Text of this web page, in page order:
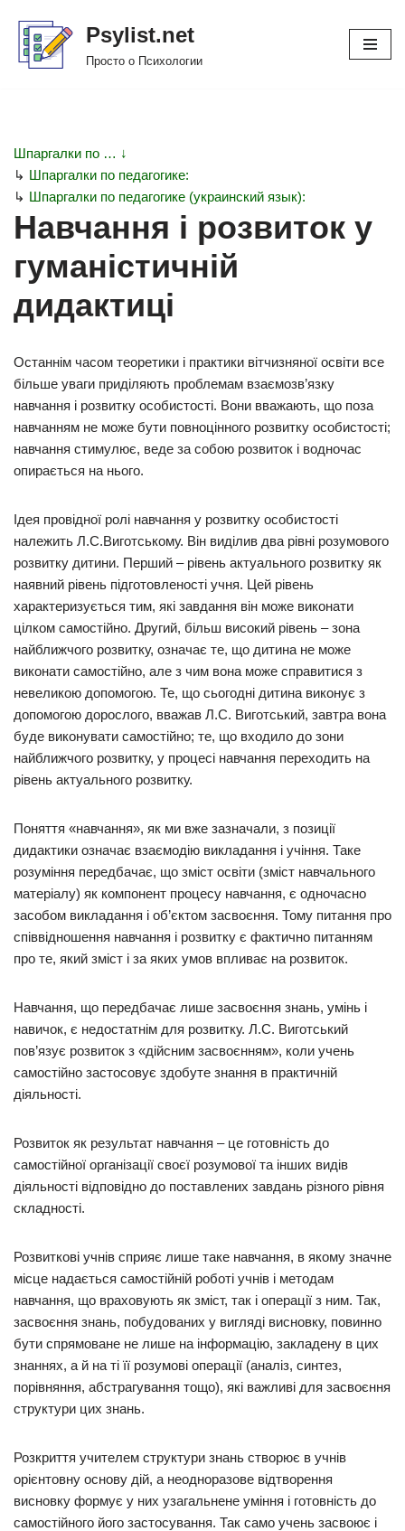
Перейти
Psylist.net
Просто о Психологии
Шпаргалки по … ↓
↳ Шпаргалки по педагогике:
↳ Шпаргалки по педагогике (украинский язык):
Навчання і розвиток у
гуманістичній
дидактиці
Останнім часом теоретики і практики вітчизняної освіти все
більше уваги приділяють проблемам взаємозв’язку
навчання і розвитку особистості. Вони вважають, що поза
навчанням не може бути повноцінного розвитку особистості;
навчання стимулює, веде за собою розвиток і водночас
опирається на нього.
Ідея провідної ролі навчання у розвитку особистості
належить Л.С.Виготському. Він виділив два рівні розумового
розвитку дитини. Перший – рівень актуального розвитку як
наявний рівень підготовленості учня. Цей рівень
характеризується тим, які завдання він може виконати
цілком самостійно. Другий, більш високий рівень – зона
найближчого розвитку, означає те, що дитина не може
виконати самостійно, але з чим вона може справитися з
невеликою допомогою. Те, що сьогодні дитина виконує з
допомогою дорослого, вважав Л.С. Виготський, завтра вона
буде виконувати самостійно; те, що входило до зони
найближчого розвитку, у процесі навчання переходить на
рівень актуального розвитку.
Поняття «навчання», як ми вже зазначали, з позиції
дидактики означає взаємодію викладання і учіння. Таке
розуміння передбачає, що зміст освіти (зміст навчального
матеріалу) як компонент процесу навчання, є одночасно
засобом викладання і об’єктом засвоєння. Тому питання про
співвідношення навчання і розвитку є фактично питанням
про те, який зміст і за яких умов впливає на розвиток.
Навчання, що передбачає лише засвоєння знань, умінь і
навичок, є недостатнім для розвитку. Л.С. Виготський
пов’язує розвиток з «дійсним засвоєнням», коли учень
самостійно застосовує здобуте знання в практичній
діяльності.
Розвиток як результат навчання – це готовність до
самостійної організації своєї розумової та інших видів
діяльності відповідно до поставлених завдань різного рівня
складності.
Розвиткові учнів сприяє лише таке навчання, в якому значне
місце надається самостійній роботі учнів і методам
навчання, що враховують як зміст, так і операції з ним. Так,
засвоєння знань, побудованих у вигляді висновку, повинно
бути спрямоване не лише на інформацію, закладену в цих
знаннях, а й на ті її розумові операції (аналіз, синтез,
порівняння, абстрагування тощо), які важливі для засвоєння
структури цих знань.
Розкриття учителем структури знань створює в учнів
орієнтовну основу дій, а неодноразове відтворення
висновку формує у них узагальнене уміння і готовність до
самостійного його застосування. Так само учень засвоює і